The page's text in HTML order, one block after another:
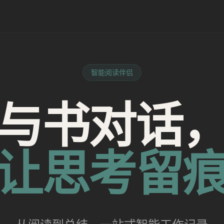
智能阅读伴侣
书对话
思考留